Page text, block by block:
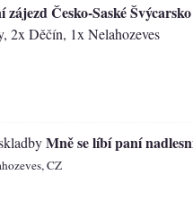
Česko-Saské Švýcarsko
2x Děčín, 1x Nelahozeves
Mně se líbí paní
CZ